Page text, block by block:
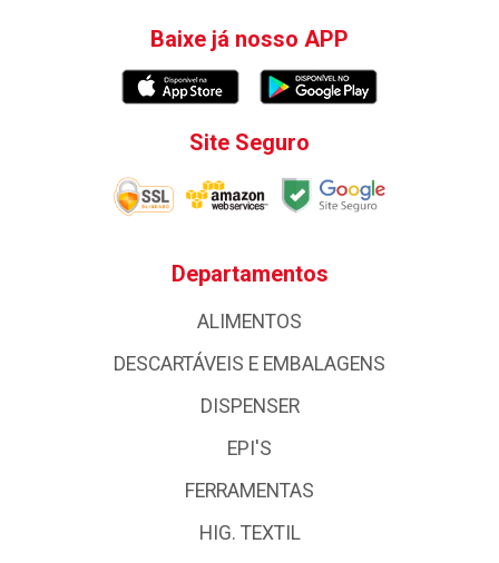
Baixe já nosso APP
Site Seguro
Departamentos
ALIMENTOS
DESCARTÁVEIS E EMBALAGENS
DISPENSER
EPI'S
FERRAMENTAS
HIG. TEXTIL